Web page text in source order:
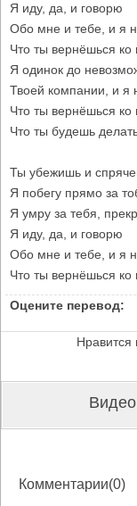
Я иду, да, и говорю
Обо мне и тебе, и я
Что ты вернёшься ко
Я одинок до
Твоей компании, и я
Что ты вернёшься ко
Что ты будешь
Ты убежишь и
Я побегу прямо за
Я умру за тебя,
Я иду, да, и говорю
Обо мне и тебе, и я
Что ты вернёшься ко
Оцените перевод:
Нравится
Комментарии(0)